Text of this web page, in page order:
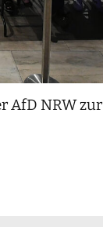
AfD NRW zur